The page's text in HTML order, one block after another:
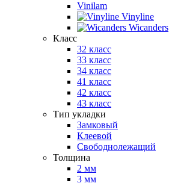
Vinilam
Vinyline
Wicanders
Класс
32 класс
33 класс
34 класс
41 класс
42 класс
43 класс
Тип укладки
Замковый
Клеевой
Свободнолежащий
Толщина
2 мм
3 мм